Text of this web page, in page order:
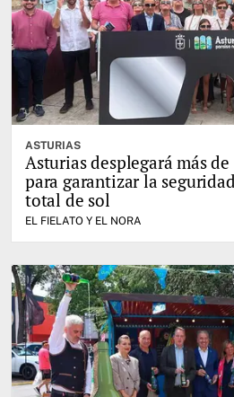
ASTURIAS
Asturias desplegará más
para garantizar la
total de sol
EL FIELATO Y EL NORA